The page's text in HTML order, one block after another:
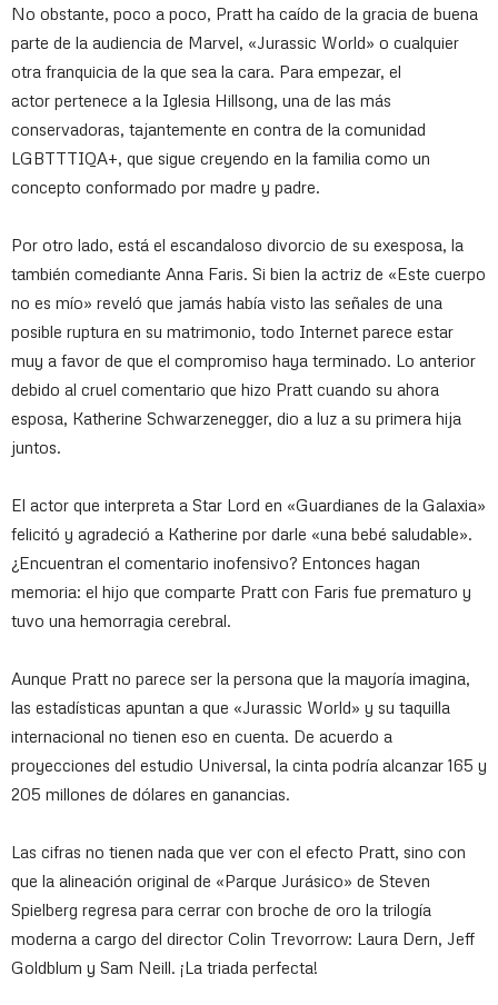
No obstante, poco a poco, Pratt ha caído de la gracia de buena
parte de la audiencia de Marvel, «Jurassic World» o cualquier
otra franquicia de la que sea la cara. Para empezar, el
actor pertenece a la Iglesia Hillsong, una de las más
conservadoras, tajantemente en contra de la comunidad
LGBTTTIQA+, que sigue creyendo en la familia como un
concepto conformado por madre y padre.
Por otro lado, está el escandaloso divorcio de su exesposa, la
también comediante Anna Faris. Si bien la actriz de «Este cuerpo
no es mío» reveló que jamás había visto las señales de una
posible ruptura en su matrimonio, todo Internet parece estar
muy a favor de que el compromiso haya terminado. Lo anterior
debido al cruel comentario que hizo Pratt cuando su ahora
esposa, Katherine Schwarzenegger, dio a luz a su primera hija
juntos.
El actor que interpreta a Star Lord en «Guardianes de la Galaxia»
felicitó y agradeció a Katherine por darle «una bebé saludable».
¿Encuentran el comentario inofensivo? Entonces hagan
memoria: el hijo que comparte Pratt con Faris fue prematuro y
tuvo una hemorragia cerebral.
Aunque Pratt no parece ser la persona que la mayoría imagina,
las estadísticas apuntan a que «Jurassic World» y su taquilla
internacional no tienen eso en cuenta. De acuerdo a
proyecciones del estudio Universal, la cinta podría alcanzar 165 y
205 millones de dólares en ganancias.
Las cifras no tienen nada que ver con el efecto Pratt, sino con
que la alineación original de «Parque Jurásico» de Steven
Spielberg regresa para cerrar con broche de oro la trilogía
moderna a cargo del director Colin Trevorrow: Laura Dern, Jeff
Goldblum y Sam Neill. ¡La triada perfecta!